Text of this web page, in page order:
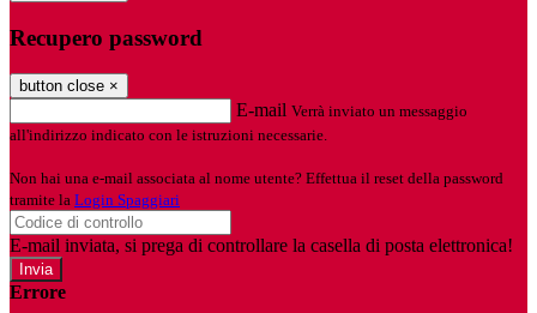
Recupero password
button close ×
E-mail Verrà inviato un messaggio
all'indirizzo indicato con le istruzioni necessarie.
Non hai una e-mail associata al nome utente? Effettua il reset della password
tramite la Login Spaggiari
E-mail inviata, si prega di controllare la casella di posta elettronica!
Errore